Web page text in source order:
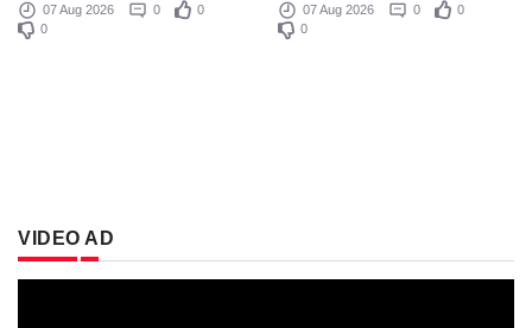
07 Aug 2026 0
0
0
07 Aug 2026 0
0
0
VIDEO AD